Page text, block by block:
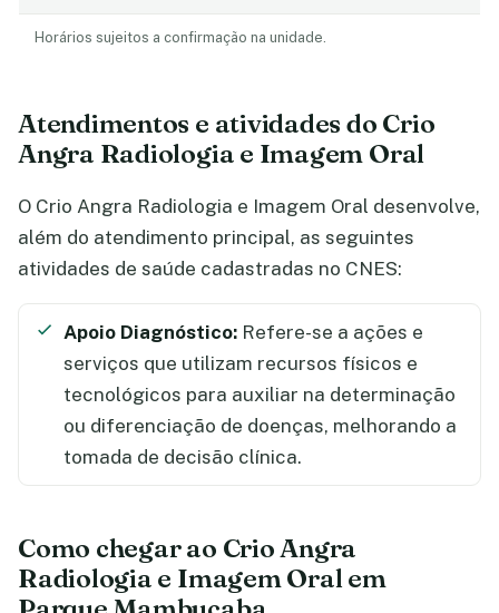
Horários sujeitos a confirmação na unidade.
Atendimentos e atividades do Crio
Angra Radiologia e Imagem Oral
O Crio Angra Radiologia e Imagem Oral desenvolve,
além do atendimento principal, as seguintes
atividades de saúde cadastradas no CNES:
Apoio Diagnóstico: Refere-se a ações e
serviços que utilizam recursos físicos e
tecnológicos para auxiliar na determinação
ou diferenciação de doenças, melhorando a
tomada de decisão clínica.
Como chegar ao Crio Angra
Radiologia e Imagem Oral em